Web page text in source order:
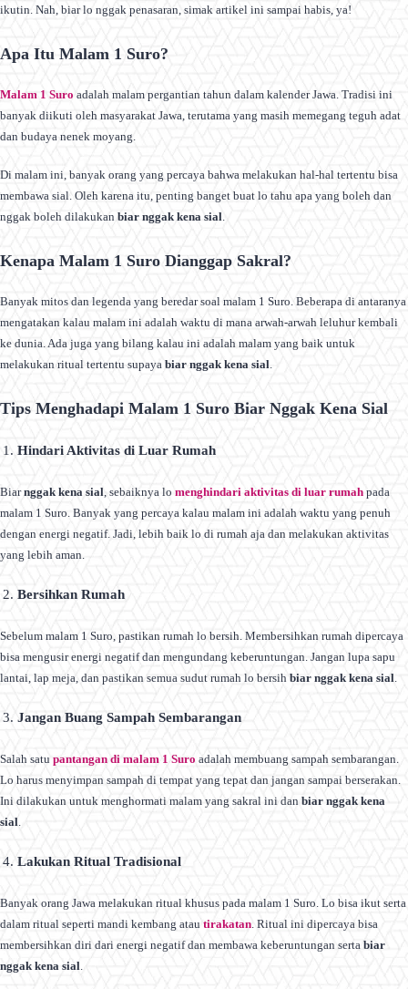
ikutin. Nah, biar lo nggak penasaran, simak artikel ini sampai habis, ya!
Apa Itu Malam 1 Suro?
Malam 1 Suro adalah malam pergantian tahun dalam kalender Jawa. Tradisi ini
banyak diikuti oleh masyarakat Jawa, terutama yang masih memegang teguh adat
dan budaya nenek moyang.
Di malam ini, banyak orang yang percaya bahwa melakukan hal-hal tertentu bisa
membawa sial. Oleh karena itu, penting banget buat lo tahu apa yang boleh dan
nggak boleh dilakukan biar nggak kena sial.
Kenapa Malam 1 Suro Dianggap Sakral?
Banyak mitos dan legenda yang beredar soal malam 1 Suro. Beberapa di antaranya
mengatakan kalau malam ini adalah waktu di mana arwah-arwah leluhur kembali
ke dunia. Ada juga yang bilang kalau ini adalah malam yang baik untuk
melakukan ritual tertentu supaya biar nggak kena sial.
Tips Menghadapi Malam 1 Suro Biar Nggak Kena Sial
Hindari Aktivitas di Luar Rumah
Biarnggak kena sial , sebaiknya lo menghindari aktivitas di luar rumah pada
malam 1 Suro. Banyak yang percaya kalau malam ini adalah waktu yang penuh
dengan energi negatif. Jadi, lebih baik lo di rumah aja dan melakukan aktivitas
yang lebih aman.
Bersihkan Rumah
Sebelum malam 1 Suro, pastikan rumah lo bersih. Membersihkan rumah dipercaya
bisa mengusir energi negatif dan mengundang keberuntungan. Jangan lupa sapu
lantai, lap meja, dan pastikan semua sudut rumah lo bersih biar nggak kena sial
Jangan Buang Sampah Sembarangan
Salah satu pantangan di malam 1 Suro adalah membuang sampah sembarangan.
Lo harus menyimpan sampah di tempat yang tepat dan jangan sampai berserakan.
Ini dilakukan untuk menghormati malam yang sakral ini dan biar nggak kena
sial
Lakukan Ritual Tradisional
Banyak orang Jawa melakukan ritual khusus pada malam 1 Suro. Lo bisa ikut serta
dalam ritual seperti mandi kembang atau tirakatan . Ritual ini dipercaya bisa
membersihkan diri dari energi negatif dan membawa keberuntungan serta biar
nggak kena sial